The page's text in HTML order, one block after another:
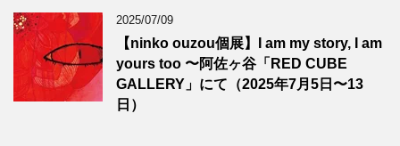
2025/07/09
【ninko ouzou個展】I am my story, I am
yours too 〜阿佐ヶ谷「RED CUBE
GALLERY」にて（2025年7月5日〜13
日）